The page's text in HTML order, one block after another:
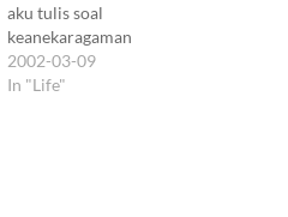
aku tulis soal
keanekaragaman
diskursus di milis asasi@,
seorang sohib senior
2002-03-09
In "Life"